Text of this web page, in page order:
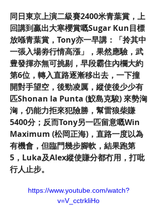
同日東京上演二級賽2400米青葉賞，上
回講到贏出大寒櫻賞嘅Sugar Kun目標
放喺青葉賞，Tony亦一早講：「拎其中
一張入場劵行情高漲」，果然應驗，武
豊發揮亦無可挑剔，早段霸住內欄大約
第6位，轉入直路逐漸移出去，一下撞
開對手望空，後勁凌厲，縱使後少少有
匹Shonan la Punta (鮫島克駿) 來勢洶
洶，仍能力拒來犯險勝，幫雷狼柴賺
5400分；反而Tony另一匹留意嘅Win
Maximum (松岡正海)，直路一度以為
有機會，但臨門幾步腳軟，結果跑第
5，Luka及Alex縱使賺分都冇用，打吡
行人止步。
https://www.youtube.com/watch?
v=V_cctrkliHo